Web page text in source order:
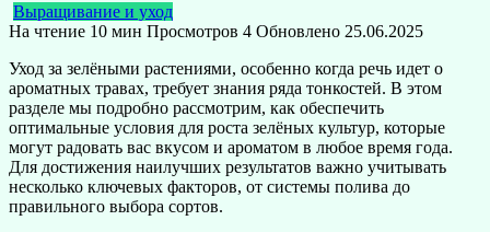
Выращивание и уход
На чтение 10 мин Просмотров 4 Обновлено 25.06.2025
Уход за зелёными растениями, особенно когда речь идет о
ароматных травах, требует знания ряда тонкостей. В этом
разделе мы подробно рассмотрим, как обеспечить
оптимальные условия для роста зелёных культур, которые
могут радовать вас вкусом и ароматом в любое время года.
Для достижения наилучших результатов важно учитывать
несколько ключевых факторов, от системы полива до
правильного выбора сортов.